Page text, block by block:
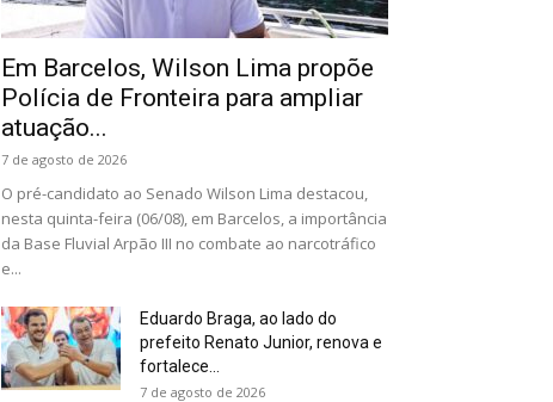
Em Barcelos, Wilson Lima propõe
Polícia de Fronteira para ampliar
atuação...
7 de agosto de 2026
O pré-candidato ao Senado Wilson Lima destacou,
nesta quinta-feira (06/08), em Barcelos, a importância
da Base Fluvial Arpão III no combate ao narcotráfico
e...
Eduardo Braga, ao lado do
prefeito Renato Junior, renova e
fortalece...
7 de agosto de 2026